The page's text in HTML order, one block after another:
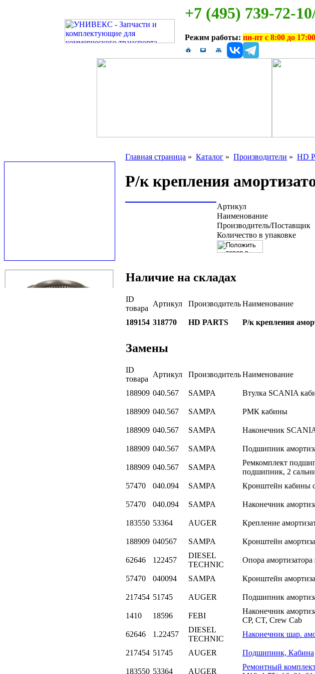
+7 (495) 739-72-
Режим работы: пн-пт с 8:00 до 17:00
Главная страница » Каталог » Производители » HD
Р/к крепления
Артикул
Наименование
Производитель/Поставщик
Количество в упаковке
Наличие на складах
ID
товара
Артикул ПроизводительНаименование
189154 318770 HD PARTS Р/к крепления
Замены
ID
товара
Артикул ПроизводительНаименование
188909 040.567 SAMPA Втулка SCANIA
188909 040.567 SAMPA РМК кабины
188909 040.567 SAMPA Наконечник
188909 040.567 SAMPA Подшипник
188909 040.567 SAMPA
Ремкомплект
подшипник, 2
57470 040.094 SAMPA Кронштейн кабины
57470 040.094 SAMPA Наконечник
183550 53364 AUGER Крепление
188909 040567 SAMPA Кронштейн
62646
122457
DIESEL
TECHNIC
Опора
57470
040094 SAMPA Кронштейн
217454 51745 AUGER Подшипник
1410
18596 FEBI
Наконечник
CP, CT, Crew Cab
62646
1.22457
DIESEL
TECHNIC
Наконечник шар.
217454 51745 AUGER Подшипник, Кабина
183550 53364 AUGER
Ремонтный